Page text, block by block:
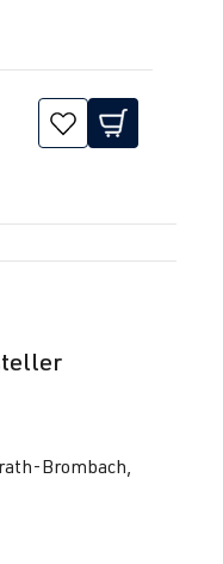
Brombach,